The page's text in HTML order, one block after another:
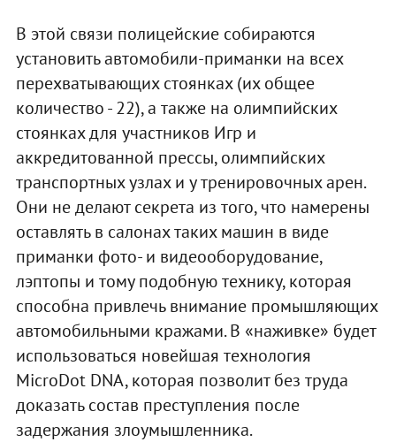
В этой связи полицейские собираются
установить автомобили-приманки на всех
перехватывающих стоянках (их общее
количество - 22), а также на олимпийских
стоянках для участников Игр и
аккредитованной прессы, олимпийских
транспортных узлах и у тренировочных арен.
Они не делают секрета из того, что намерены
оставлять в салонах таких машин в виде
приманки фото- и видеооборудование,
лэптопы и тому подобную технику, которая
способна привлечь внимание промышляющих
автомобильными кражами. В «наживке» будет
использоваться новейшая технология
MicroDot DNA, которая позволит без труда
доказать состав преступления после
задержания злоумышленника.